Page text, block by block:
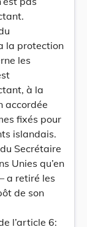
la protection
les
à la
accordée
fixés pour
islandais.
Secrétaire
Unies qu’en
a retiré les
de son
l’article 6: